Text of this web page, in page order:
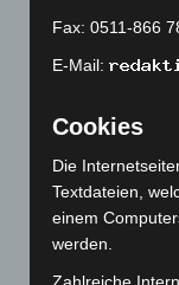
7. August 2026
entdeckt
7. August 2026
Brand im „Haus
eingedämmt
Fax: 0511-866
E-Mail:
Cookies
Die
Textdateien,
einem
werden.